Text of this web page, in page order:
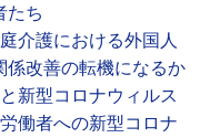
たち
護における外国人
係改善の転機になるか
新型コロナウィルス
者への新型コロナ